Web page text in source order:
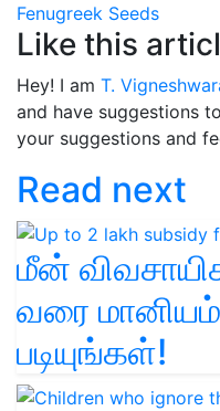
Fenugreek Seeds
Like this
Hey! I am T.
and have suggestions
your suggestions and
Read next
மீன்
வரை
படியுங்கள்!